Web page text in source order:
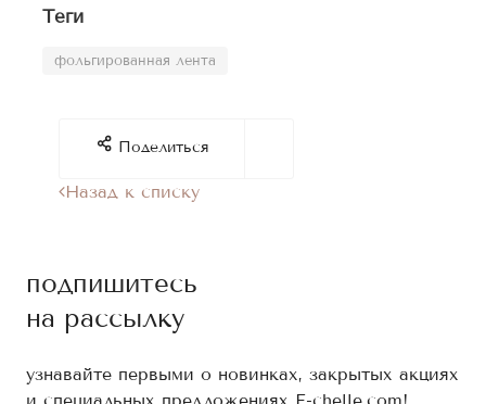
Теги
фольгированная лента
Поделиться
Назад к списку
подпишитесь
на рассылку
узнавайте первыми о новинках, закрытых акциях